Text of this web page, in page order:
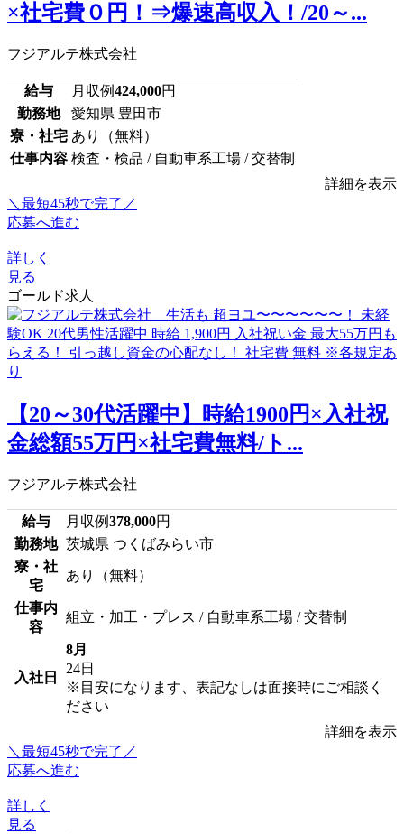
×社宅費０円！⇒爆速高収入！/20～...
フジアルテ株式会社
給与 月収例424,000円
勤務地
愛知県 豊田市
寮・社宅 あり（無料）
仕事内容 検査・検品 / 自動車系工場 / 交替制
詳細を表示
＼最短45秒で完了／
応募へ進む
詳しく
見る
ゴールド求人
【20～30代活躍中】時給1900円×入社祝
金総額55万円×社宅費無料/ト...
フジアルテ株式会社
給与 月収例378,000円
勤務地 茨城県 つくばみらい市
寮・社
宅
あり（無料）
仕事内
容
組立・加工・プレス / 自動車系工場 / 交替制
入社日
8月
24日
※目安になります、表記なしは面接時にご相談く
ださい
詳細を表示
＼最短45秒で完了／
応募へ進む
詳しく
見る